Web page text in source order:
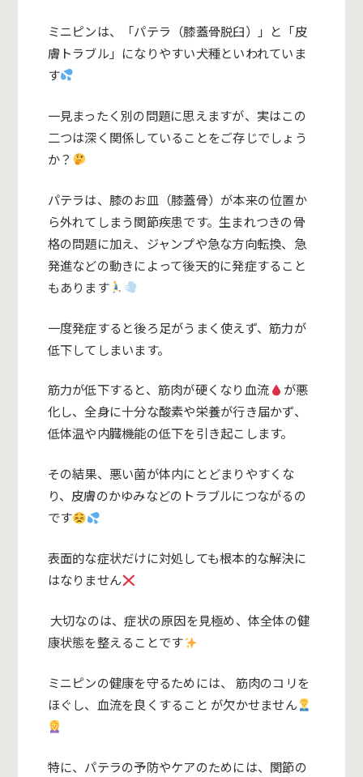
ミニピンは、「パテラ（膝蓋骨脱臼）」と「皮
膚トラブル」になりやすい犬種といわれていま
す
一見まったく別の問題に思えますが、実はこの
二つは深く関係していることをご存じでしょう
か？
パテラは、膝のお皿（膝蓋骨）が本来の位置か
ら外れてしまう関節疾患です。生まれつきの骨
格の問題に加え、ジャンプや急な方向転換、急
発進などの動きによって後天的に発症すること
もあります
一度発症すると後ろ足がうまく使えず、筋力が
低下してしまいます。
筋力が低下すると、筋肉が硬くなり血流
が悪
化し、全身に十分な酸素や栄養が行き届かず、
低体温や内臓機能の低下を引き起こします。
その結果、悪い菌が体内にとどまりやすくな
り、皮膚のかゆみなどのトラブルにつながるの
です
表面的な症状だけに対処しても根本的な解決に
はなりません
大切なのは、症状の原因を見極め、体全体の健
康状態を整えることです
ミニピンの健康を守るためには、 筋肉のコリを
ほぐし、血流を良くすること が欠かせません
特に、パテラの予防やケアのためには、関節の